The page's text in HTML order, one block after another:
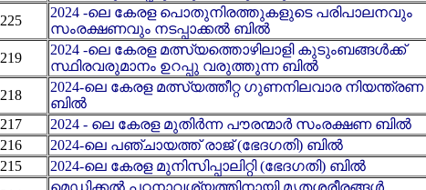
225
2024 -ലെ കേരള പൊതുനിരത്തുകളുടെ പരിപാലനവും
സംരക്ഷണവും നടപ്പാക്കൽ ബിൽ
219
2024 -ലെ കേരള മത്സ്യത്തൊഴിലാളി കുടുംബങ്ങൾക്ക്
സ്ഥിരവരുമാനം ഉറപ്പു വരുത്തുന്ന ബിൽ
218
2024-ലെ കേരള മത്സ്യത്തീറ്റ ഗുണനിലവാര നിയന്ത്രണ
ബിൽ
217
2024 - ലെ കേരള മുതിർന്ന പൗരന്മാർ സംരക്ഷണ ബിൽ
216
2024-ലെ പഞ്ചായത്ത് രാജ് ​(ഭേദഗതി) ബിൽ
215
2024-ലെ കേരള മുനിസിപ്പാലിറ്റി (ഭേദഗതി) ബിൽ
മെഡിക്കൽ പഠനാവശ്യത്തിനായി മൃതശരീരങ്ങൾ